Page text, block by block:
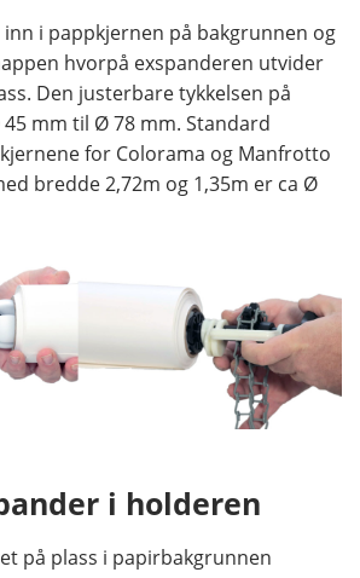
inn i pappkjernen på bakgrunnen og
hvorpå exspanderen utvider
Den justerbare tykkelsen på
mm til Ø 78 mm. Standard
for Colorama og Manfrotto
bredde 2,72m og 1,35m er ca Ø
i holderen
på plass i papirbakgrunnen